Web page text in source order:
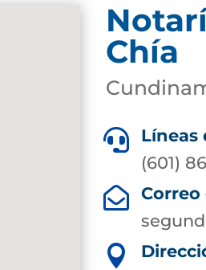
Chía

Líneas
(601)

